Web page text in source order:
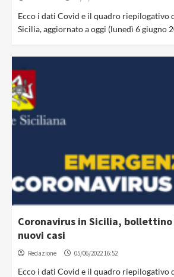
Ecco i dati Covid e il quadro riepilogativo
Sicilia, aggiornato a oggi (lunedì 6 giugno
Coronavirus in Sicilia, bollettino
nuovi casi
Redazione 05/06/2022 16:52
Ecco i dati Covid e il quadro riepilogativo